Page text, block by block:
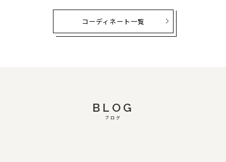
コーディネート一覧
BLOG
ブログ